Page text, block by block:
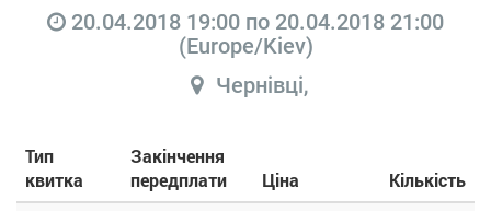
20.04.2018 19:00 по 20.04.2018 21:00
(Europe/Kiev)
Чернівці,
Тип
квитка
Закінчення
передплати
Ціна
Кількість